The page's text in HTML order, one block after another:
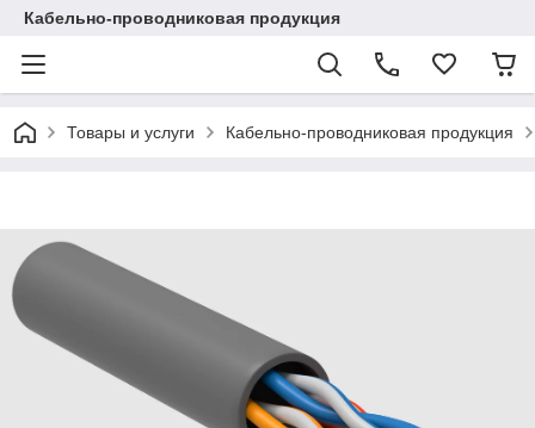
Кабельно-проводниковая продукция
Товары и услуги Кабельно-проводниковая продукция